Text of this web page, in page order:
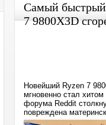
Самый быстрый
7 9800X3D
Новейший Ryzen 7
мгновенно стал
форума Reddit
повреждена